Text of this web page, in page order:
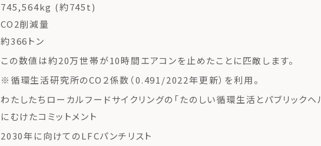
745,564kg (約745t)
CO2削減量
約366トン
この数値は約20万世帯が10時間エアコンを止めたことに匹敵します。
※循環生活研究所のCO２係数（0.491/2022年更新）を利用。
わたしたちローカルフードサイクリングの「たのしい循環生活とパブリックヘ
にむけたコミットメント
2030年に向けてのLFCパンチリスト